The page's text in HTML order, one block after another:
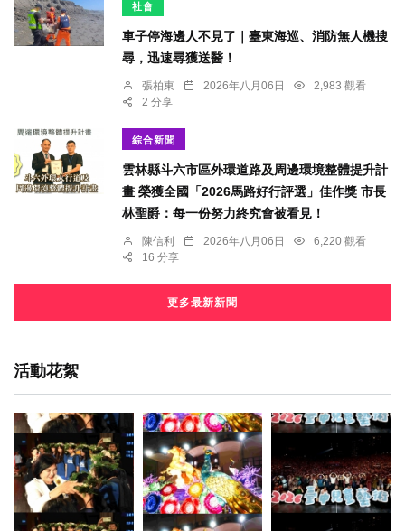
社會
車子停海邊人不見了｜臺東海巡、消防無人機搜
尋，迅速尋獲送醫！
張柏東 2026年八月06日
2,983 觀看
2 分享
綜合新聞
雲林縣斗六市區外環道路及周邊環境整體提升計
畫 榮獲全國「2026馬路好行評選」佳作獎 市長
林聖爵：每一份努力終究會被看見！
陳信利 2026年八月06日
6,220 觀看
16 分享
更多最新新聞
活動花絮